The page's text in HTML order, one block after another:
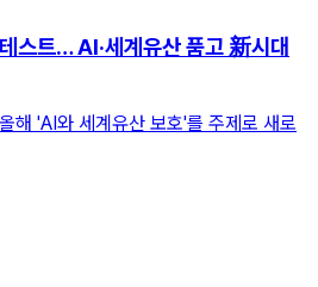
스트… AI·세계유산 품고 新시대
해 'AI와 세계유산 보호'를 주제로 새로